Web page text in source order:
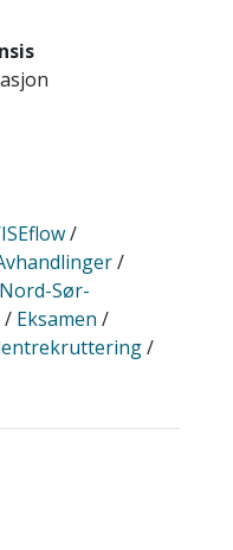
/
/
Nord-Sør-
/ Eksamen /
/